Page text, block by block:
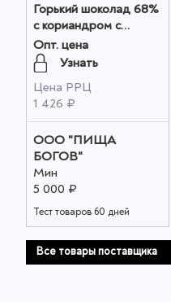
Горький шоколад 68%
с кориандром с
кориандром
(Кокосовый сахар) 200
г оптом
Опт. цена
Узнать
Цена РРЦ
1 426 ₽
ООО "ПИЩА
БОГОВ"
Мин
5 000 ₽
Тест товаров 60 дней
Все товары поставщика